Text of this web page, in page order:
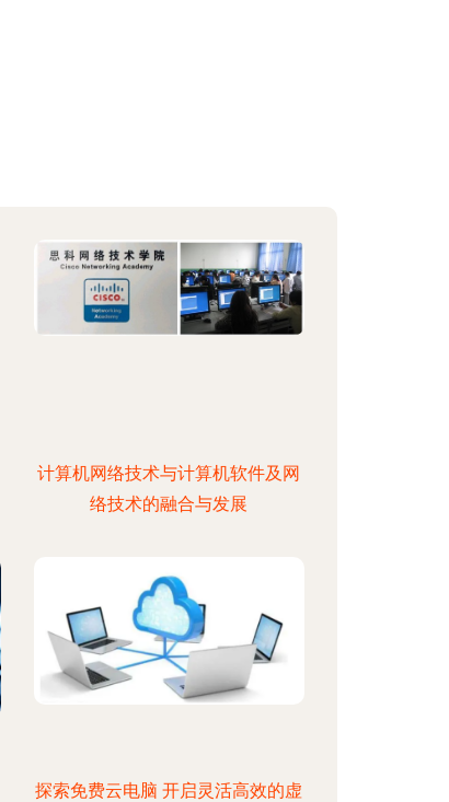
计算机网络技术与计算机软件及网
络技术的融合与发展
探索免费云电脑 开启灵活高效的虚